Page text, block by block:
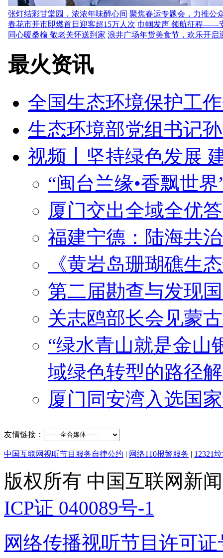
友情链接：
中国互联网视听节目服务自律公约 | 网络110报警服务 | 12321
版权所有 中国互联网新
ICP证 040089号-1
网络传播视听节目许可证